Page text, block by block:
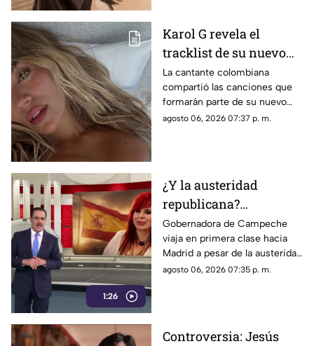
Karol G revela el
tracklist de su nuevo
álbum antes de su
lanzamiento; esta es la
lista completa
La cantante colombiana
compartió las canciones que
formarán parte de su nuevo
material de estudio,
agosto 06, 2026 07:37 p. m.
1:26
¿Y la austeridad
republicana?
Gobernadora Layda
Sansores viaja en
primera clase hacia
Madrid
Gobernadora de Campeche
viaja en primera clase hacia
Madrid a pesar de la austeridad
republicana.
agosto 06, 2026 07:35 p. m.
Controversia: Jesús